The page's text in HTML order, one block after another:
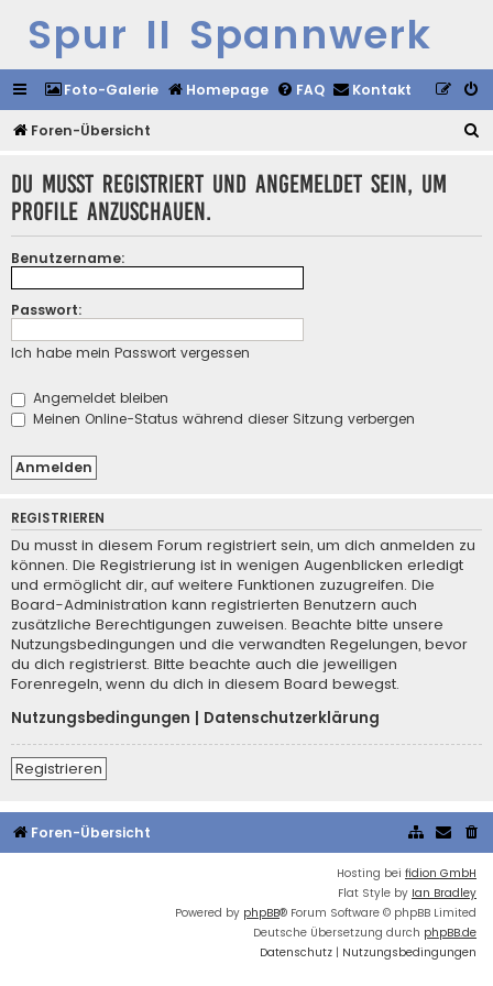
Spur II Spannwerk
Foto-Galerie Homepage FAQ Kontakt
Foren-Übersicht
Du musst registriert und angemeldet sein, um
Profile anzuschauen.
Benutzername:
Passwort:
Ich habe mein Passwort vergessen
Angemeldet bleiben
Meinen Online-Status während dieser Sitzung verbergen
REGISTRIEREN
Du musst in diesem Forum registriert sein, um dich anmelden zu
können. Die Registrierung ist in wenigen Augenblicken erledigt
und ermöglicht dir, auf weitere Funktionen zuzugreifen. Die
Board-Administration kann registrierten Benutzern auch
zusätzliche Berechtigungen zuweisen. Beachte bitte unsere
Nutzungsbedingungen und die verwandten Regelungen, bevor
du dich registrierst. Bitte beachte auch die jeweiligen
Forenregeln, wenn du dich in diesem Board bewegst.
Nutzungsbedingungen
Datenschutzerklärung
Registrieren
Foren-Übersicht
Hosting bei fidion GmbH
Flat Style by Ian Bradley
Powered by phpBB® Forum Software © phpBB Limited
Deutsche Übersetzung durch phpBB.de
Datenschutz | Nutzungsbedingungen